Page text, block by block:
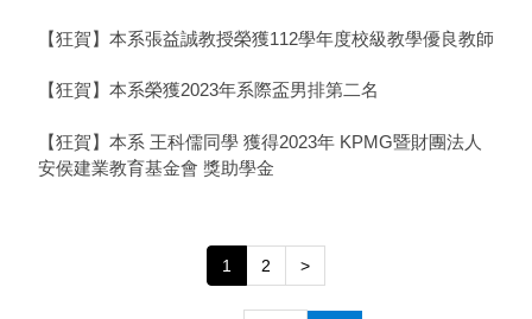
【狂賀】本系張益誠教授榮獲112學年度校級教學優良教師
【狂賀】本系榮獲2023年系際盃男排第二名
【狂賀】本系 王科儒同學 獲得2023年 KPMG暨財團法人
安侯建業教育基金會 獎助學金
1 2 >